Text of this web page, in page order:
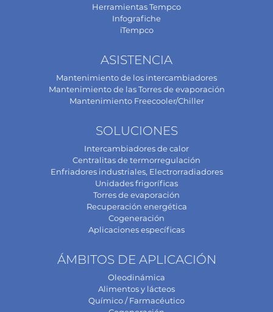
Herramientas Tempco
Infografiche
iTempco
ASISTENCIA
Mantenimiento de los intercambiadores
Mantenimiento de las Torres de evaporación
Mantenimiento Freecooler/Chiller
SOLUCIONES
Intercambiadores de calor
Centralitas de termorregulación
Enfriadores industriales, Electrorradiadores
Unidades frigoríficas
Torres de evaporación
Recuperación energética
Cogeneración
Aplicaciones específicas
ÁMBITOS DE APLICACIÓN
Oleodinámica
Alimentos y lácteos
Químico / Farmacéutico